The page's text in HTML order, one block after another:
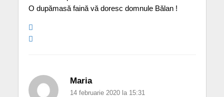
O dupămasă faină vă doresc domnule Bălan !
Maria
14 februarie 2020 la 15:31